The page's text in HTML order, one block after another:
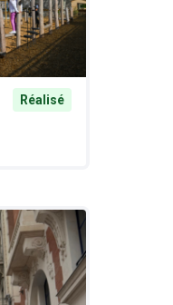
Réalisé